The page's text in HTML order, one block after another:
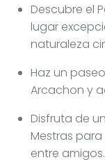
Descubre el
lugar
naturaleza
Haz un
Arcachon y
Disfruta de
Mestras
entre amigos.